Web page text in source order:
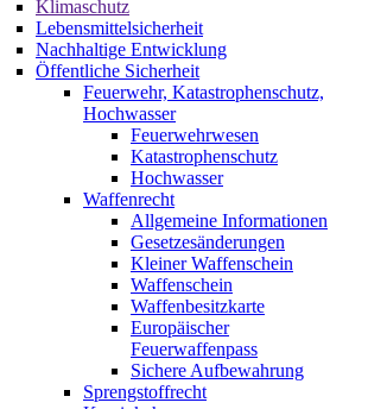
Klimaschutz
Lebensmittelsicherheit
Nachhaltige Entwicklung
Öffentliche Sicherheit
Feuerwehr, Katastrophenschutz,
Hochwasser
Feuerwehrwesen
Katastrophenschutz
Hochwasser
Waffenrecht
Allgemeine Informationen
Gesetzesänderungen
Kleiner Waffenschein
Waffenschein
Waffenbesitzkarte
Europäischer
Feuerwaffenpass
Sichere Aufbewahrung
Sprengstoffrecht